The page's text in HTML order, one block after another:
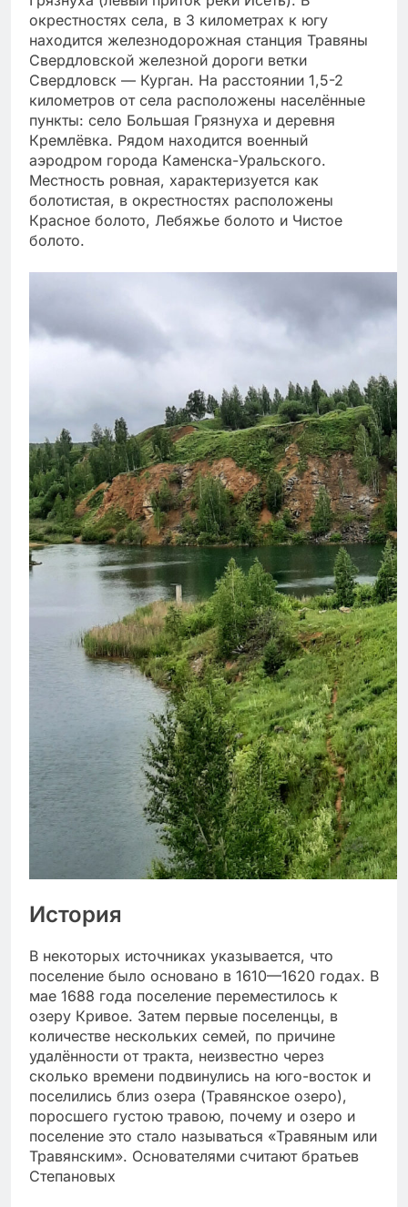
окрестностях села, в 3 километрах к югу
находится железнодорожная станция Травяны
Свердловской железной дороги ветки
Свердловск — Курган. На расстоянии 1,5-2
километров от села расположены населённые
пункты: село Большая Грязнуха и деревня
Кремлёвка. Рядом находится военный
аэродром города Каменска-Уральского.
Местность ровная, характеризуется как
болотистая, в окрестностях расположены
Красное болото, Лебяжье болото и Чистое
болото.
История
В некоторых источниках указывается, что
поселение было основано в 1610—1620 годах. В
мае 1688 года поселение переместилось к
озеру Кривое. Затем первые поселенцы, в
количестве нескольких семей, по причине
удалённости от тракта, неизвестно через
сколько времени подвинулись на юго-восток и
поселились близ озера (Травянское озеро),
поросшего густою травою, почему и озеро и
поселение это стало называться «Травяным или
Травянским». Основателями считают братьев
Степановых